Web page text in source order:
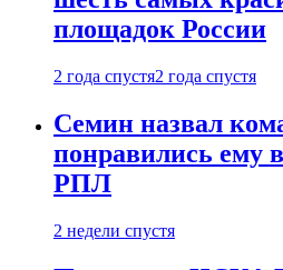
площадок России
2 года спустя2 года спустя
Семин назвал
понравились ему
РПЛ
2 недели спустя